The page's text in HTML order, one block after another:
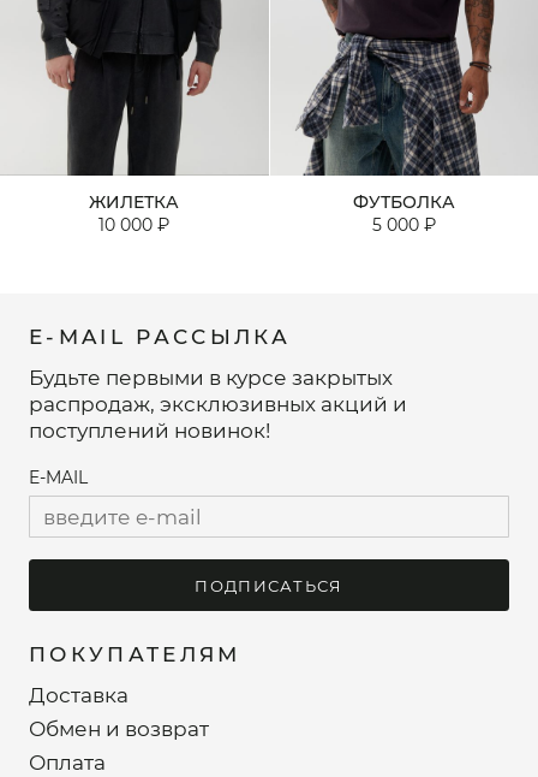
ЖИЛЕТКА
10 000 ₽
ФУТБОЛКА
5 000 ₽
ПОКУПАТЕЛЯМ
Доставка
Обмен и возврат
Оплата
E-MAIL РАССЫЛКА
Будьте первыми в курсе закрытых
распродаж, эксклюзивных акций и
поступлений новинок!
E-MAIL
ПОДПИСАТЬСЯ